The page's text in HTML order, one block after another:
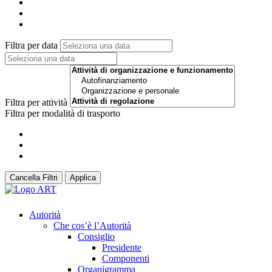
Filtra per data
Filtra per attività
Filtra per modalità di trasporto
Cancella Filtri Applica
Autorità
Che cos’è l’Autorità
Consiglio
Presidente
Componenti
Organigramma